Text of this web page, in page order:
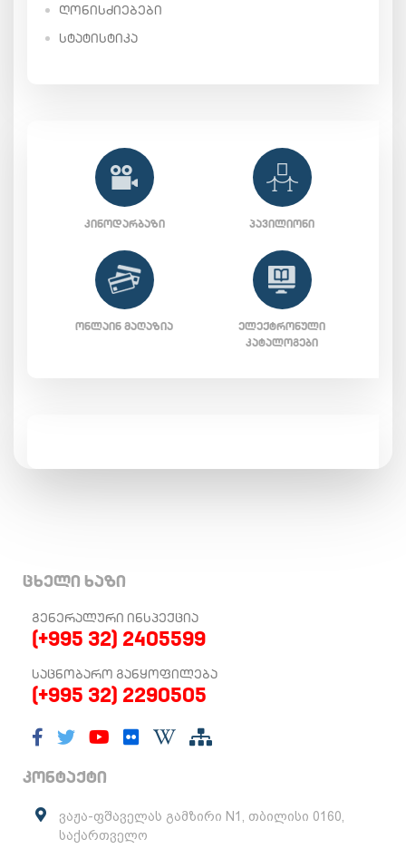
ᲦᲝᲜᲘᲡᲫᲘᲔᲑᲔᲑᲘ
ᲡᲢᲐᲢᲘᲡᲢᲘᲙᲐ
ᲙᲘᲜᲝᲓᲐᲠᲑᲐᲖᲘ ᲞᲐᲕᲘᲚᲘᲝᲜᲘ
ᲝᲜᲚᲐᲘᲜ ᲛᲐᲦᲐᲖᲘᲐ
ᲔᲚᲔᲥᲢᲠᲝᲜᲣᲚᲘ
ᲙᲐᲢᲐᲚᲝᲒᲔᲑᲘ
ცხელი ხაზი
ᲒᲔᲜᲔᲠᲐᲚᲣᲠᲘ ᲘᲜᲡᲞᲔᲥᲪᲘᲐ
(+995 32) 2405599
ᲡᲐᲪᲜᲝᲑᲐᲠᲝ ᲒᲐᲜᲧᲝᲤᲘᲚᲔᲑᲐ
(+995 32) 2290505
კონტაქტი
ვაჟა-ფშაველას გამზირი N1, თბილისი 0160,
საქართველო